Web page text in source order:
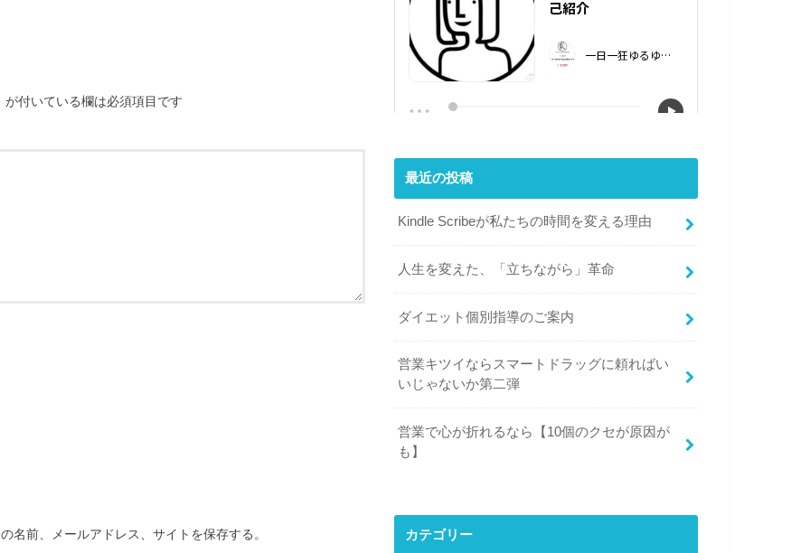
が付いている欄は必須項目です
名前、メールアドレス、サイトを保存する。
最近の投稿
Kindle Scribeが私たちの時間を変える理由
人生を変えた、「立ちながら」革命
ダイエット個別指導のご案内
営業キツイならスマートドラッグに頼ればい
いじゃないか第二弾
営業で心が折れるなら【10個のクセが原因が
も】
カテゴリー